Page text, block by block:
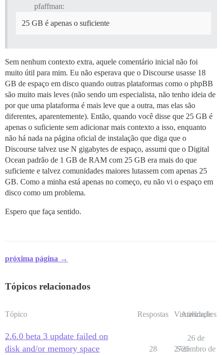
pfaffman:
25 GB é apenas o suficiente
Sem nenhum contexto extra, aquele comentário inicial não foi
muito útil para mim. Eu não esperava que o Discourse usasse 18
GB de espaço em disco quando outras plataformas como o phpBB
são muito mais leves (não sendo um especialista, não tenho ideia de
por que uma plataforma é mais leve que a outra, mas elas são
diferentes, aparentemente). Então, quando você disse que 25 GB é
apenas o suficiente sem adicionar mais contexto a isso, enquanto
não há nada na página oficial de instalação que diga que o
Discourse talvez use N gigabytes de espaço, assumi que o Digital
Ocean padrão de 1 GB de RAM com 25 GB era mais do que
suficiente e talvez comunidades maiores lutassem com apenas 25
GB. Como a minha está apenas no começo, eu não vi o espaço em
disco como um problema.
Espero que faça sentido.
próxima página →
Tópicos relacionados
Tópico Respostas Visualizações
Atividade
2.6.0 beta 3 update failed on
disk and/or memory space
28 2725
26 de
Setembro de